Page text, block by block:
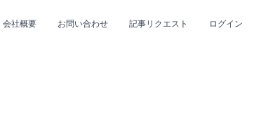
会社概要 お問い合わせ 記事リクエスト ログイン